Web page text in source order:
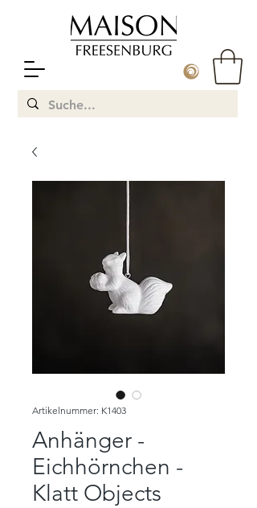
Artikelnummer: K1403
Anhänger -
Eichhörnchen -
Klatt Objects